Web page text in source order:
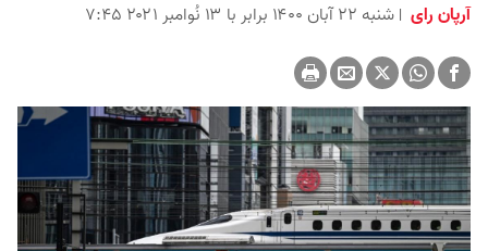
آرپان رای شنبه ۲۲ آبان ۱۴۰۰ برابر با ۱۳ نُوامبر ۲۰۲۱ ۷:۴۵